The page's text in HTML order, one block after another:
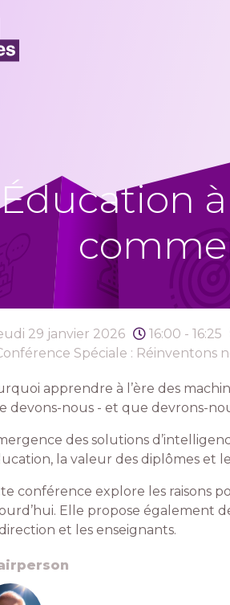
29 janvier 2026 16:00 - 16:25
Spéciale : Réinventons
apprendre à l’ère des
devons-nous - et que devrons-
des solutions
la valeur des diplômes et
conférence explore les raisons
Elle propose également
et les enseignants.